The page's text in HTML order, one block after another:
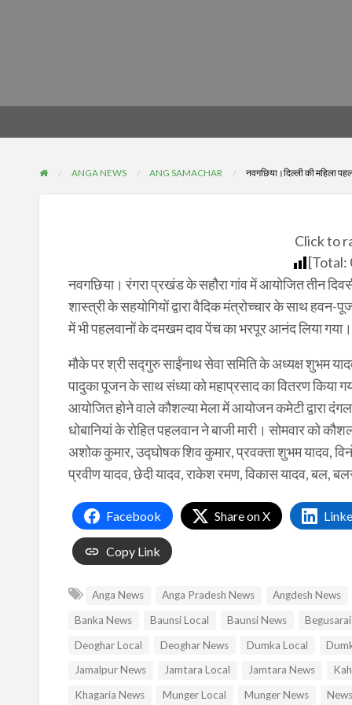
ANGA NEWS ANG SAMACHAR नवगछिया।दिल्ली की महिला
Click to
[Total:
नवगछिया। रंगरा प्रखंड के सहौरा गांव में आयोजित तीन
शास्त्री के सहयोगियों द्वारा वैदिक मंत्रोच्चार के साथ
में भी पहलवानों के दमखम दाव पेंच का भरपूर आनंद लिया गया।
मौके पर श्री सद्गुरु साईंनाथ सेवा समिति के अध्यक्ष शुभम
पादुका पूजन के साथ संध्या को महाप्रसाद का वितरण किया
आयोजित होने वाले कौशल्या मेला में आयोजन कमेटी द्वारा
धोबानियां के रोहित पहलवान ने बाजी मारी। सोमवार को
अशोक कुमार, उद्घोषक शिव कुमार, प्रवक्ता शुभम यादव,
प्रवीण यादव, छेदी यादव, राकेश रमण, विकास यादव, बल,
Facebook Share on X
Copy Link
Anga News Anga Pradesh News Angdesh News
Banka News
Baunsi Local Baunsi News
Deoghar Local
Deoghar News Dumka Local
Jamalpur News
Jamtara Local Jamtara News
Khagaria News
Munger Local Munger News